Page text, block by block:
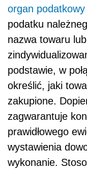
organ podatkowy
podatku
nazwa towaru
podstawie, w
określić, jaki
zakupione.
zagwarantuje
prawidłowego
wystawienia
wykonanie.